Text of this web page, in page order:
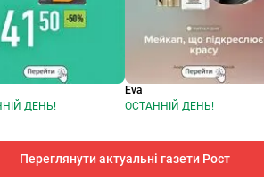
ДЕНЬ!
Eva
ОСТАННІЙ ДЕНЬ!
Переглянути актуальні газети Рост